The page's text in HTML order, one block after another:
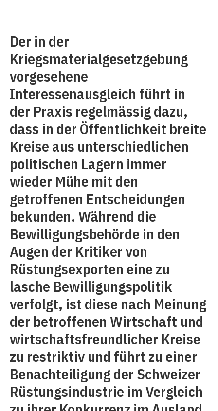
Der in der
Kriegsmaterialgesetzgebung
vorgesehene
Interessenausgleich führt in
der Praxis regelmässig dazu,
dass in der Öffentlichkeit breite
Kreise aus unterschiedlichen
politischen Lagern immer
wieder Mühe mit den
getroffenen Entscheidungen
bekunden. Während die
Bewilligungsbehörde in den
Augen der Kritiker von
Rüstungsexporten ­eine zu
lasche Bewilligungspolitik
verfolgt, ist diese nach Meinung
der betroffenen Wirtschaft und
wirtschaftsfreundlicher Kreise
zu restriktiv und führt zu einer
Benachteiligung der Schweizer
Rüstungsindustrie im Vergleich